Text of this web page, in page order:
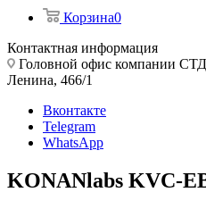
Корзина0
Контактная информация
Головной офис компании
Ленина, 466/1
Вконтакте
Telegram
WhatsApp
KONANlabs KVC-